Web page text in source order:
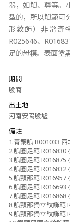
器，如觚、尊等。
型的，所以觚範可
形紋飾）非常奇
R025646、
足的母模。表面塗
期間
殷商
出土地
河南安陽殷墟
備註
1.青銅觚 R001033
2.觚圈足範 R016830
3.觚圈足範 R016875
4.觚圈足範 R016832
5.觚頸部範 R016957
6.觚圈足範 R016693
7.觚圈足範 R016868
8.觚頸部獨立紋飾範
9.觚頸部獨立紋飾範